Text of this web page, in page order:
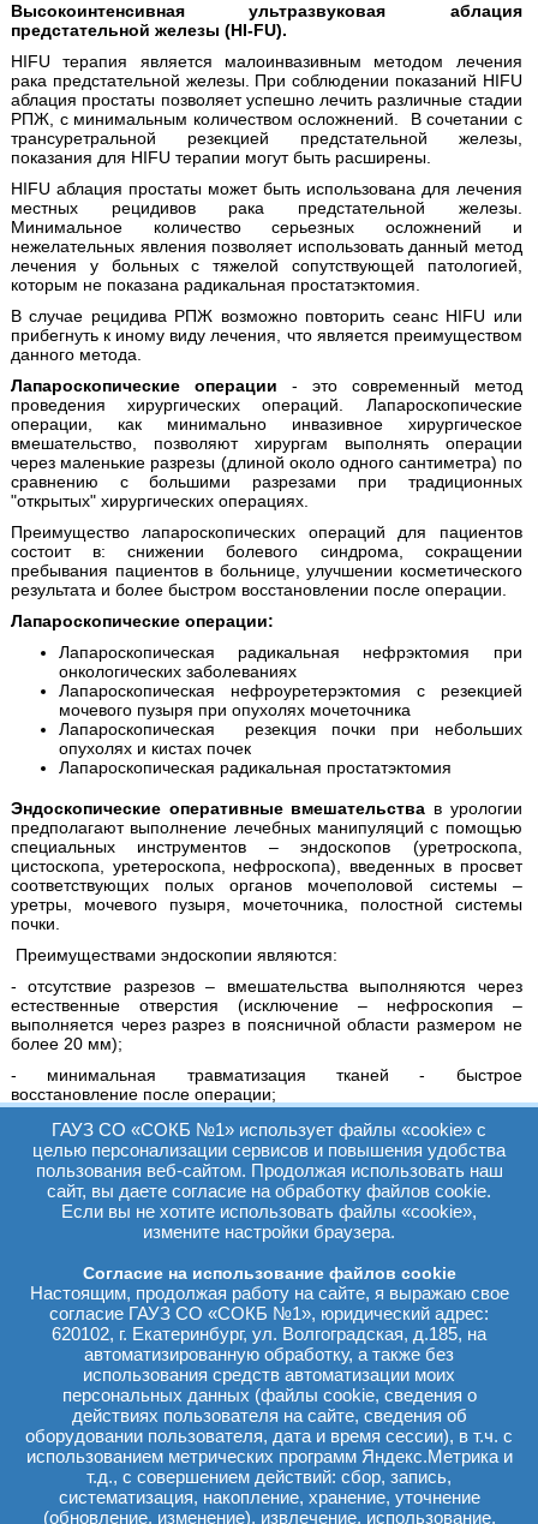
Высокоинтенсивная ультразвуковая аблация
предстательной железы (HI-FU).
HIFU терапия является малоинвазивным методом лечения
рака предстательной железы. При соблюдении показаний HIFU
аблация простаты позволяет успешно лечить различные стадии
РПЖ, с минимальным количеством осложнений. В сочетании с
трансуретральной резекцией предстательной железы,
показания для HIFU терапии могут быть расширены.
HIFU аблация простаты может быть использована для лечения
местных рецидивов рака предстательной железы.
Минимальное количество серьезных осложнений и
нежелательных явления позволяет использовать данный метод
лечения у больных с тяжелой сопутствующей патологией,
которым не показана радикальная простатэктомия.
В случае рецидива РПЖ возможно повторить сеанс HIFU или
прибегнуть к иному виду лечения, что является преимуществом
данного метода.
Лапароскопические операции - это современный метод
проведения хирургических операций. Лапароскопические
операции, как минимально инвазивное хирургическое
вмешательство, позволяют хирургам выполнять операции
через маленькие разрезы (длиной около одного сантиметра) по
сравнению с большими разрезами при традиционных
"открытых" хирургических операциях.
Преимущество лапароскопических операций для пациентов
состоит в: снижении болевого синдрома, сокращении
пребывания пациентов в больнице, улучшении косметического
результата и более быстром восстановлении после операции.
Лапароскопические операции:
Лапароскопическая радикальная нефрэктомия при
онкологических заболеваниях
Лапароскопическая нефроуретерэктомия с резекцией
мочевого пузыря при опухолях мочеточника
Лапароскопическая резекция почки при небольших
опухолях и кистах почек
Лапароскопическая радикальная простатэктомия
Эндоскопические оперативные вмешательства в урологии
предполагают выполнение лечебных манипуляций с помощью
специальных инструментов – эндоскопов (уретроскопа,
цистоскопа, уретероскопа, нефроскопа), введенных в просвет
соответствующих полых органов мочеполовой системы –
уретры, мочевого пузыря, мочеточника, полостной системы
почки.
Преимуществами эндоскопии являются:
- отсутствие разрезов – вмешательства выполняются через
естественные отверстия (исключение – нефроскопия –
выполняется через разрез в поясничной области размером не
более 20 мм);
- минимальная травматизация тканей - быстрое
восстановление после операции;
- хорошая визуализация – высокая эффективность операций;
- минимизация риска послеоперационных осложнений.
Эндоскопические операции:
Трансуретральная резекция мочевого пузыря при
опухолях мочевого пузыря
доброкачественной гиперплазии предстательной железы.
Внутренняя оптическая уретротомия при стриктурах
уретры
Трансректальная пункционная полифокальная биопсия
предстательной железы под ультразвуковым контролем.
Сатурационная биопсия предстательной железы
Радикальная цистэктомия
Радикальная цистэктомия с деривацией мочи в сегмент
кишечного тракта сегодня является стандартным методом
лечения мышечно-инвазивного и некоторых других форм рака
мочевого пузыря. Радикальная цистэктомия с деривацией мочи
ГАУЗ СО «СОКБ №1» использует файлы «cookie» с
целью персонализации сервисов и повышения удобства
пользования веб-сайтом. Продолжая использовать наш
сайт, вы даете согласие на обработку файлов cookie.
Если вы не хотите использовать файлы «cookie»,
измените настройки браузера.
Согласие на использование файлов cookie
Настоящим, продолжая работу на сайте, я выражаю свое
согласие ГАУЗ СО «СОКБ №1», юридический адрес:
620102, г. Екатеринбург, ул. Волгоградская, д.185, на
автоматизированную обработку, а также без
использования средств автоматизации моих
персональных данных (файлы cookie, сведения о
действиях пользователя на сайте, сведения об
оборудовании пользователя, дата и время сессии), в т.ч. с
использованием метрических программ Яндекс.Метрика и
т.д., с совершением действий: сбор, запись,
систематизация, накопление, хранение, уточнение
(обновление, изменение), извлечение, использование,